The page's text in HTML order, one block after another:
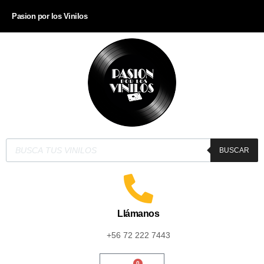
Pasion por los Vinilos
BUSCAR
Llámanos
+56 72 222 7443